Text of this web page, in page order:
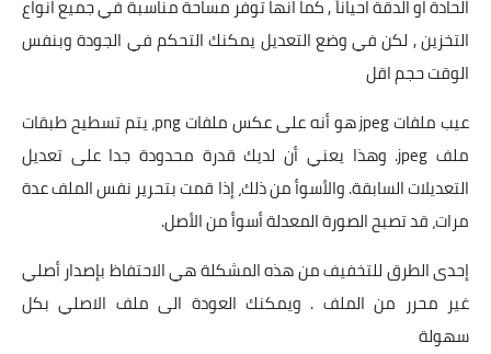
الحادة او الدقة احياناً , كما انها توفر مساحة مناسبة في جميع انواع
التخزين , لكن في وضع التعديل يمكنك التحكم في الجودة وبنفس
الوقت حجم اقل
عيب ملفات jpeg هو أنه على عكس ملفات png، يتم تسطيح طبقات
ملف jpeg. وهذا يعني أن لديك قدرة محدودة جدا على تعديل
التعديلات السابقة. والأسوأ من ذلك، إذا قمت بتحرير نفس الملف عدة
مرات، قد تصبح الصورة المعدلة أسوأ من الأصل.
إحدى الطرق للتخفيف من هذه المشكلة هي الاحتفاظ بإصدار أصلي
غير محرر من الملف . ويمكنك العودة الى ملف الاصلي بكل
سهولة